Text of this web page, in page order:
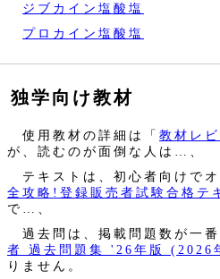
ジブカイン塩酸塩
プロカイン塩酸塩
独学向け教材
使用教材の詳細は「 教材レ
が、読むのが面倒な人は…、
テキストは、初心者向けでオ
全攻略!登録販売者試験合格テ
で…、
過去問は、掲載問題数が一番
者 過去問題集 '26年版 (2026
りません。